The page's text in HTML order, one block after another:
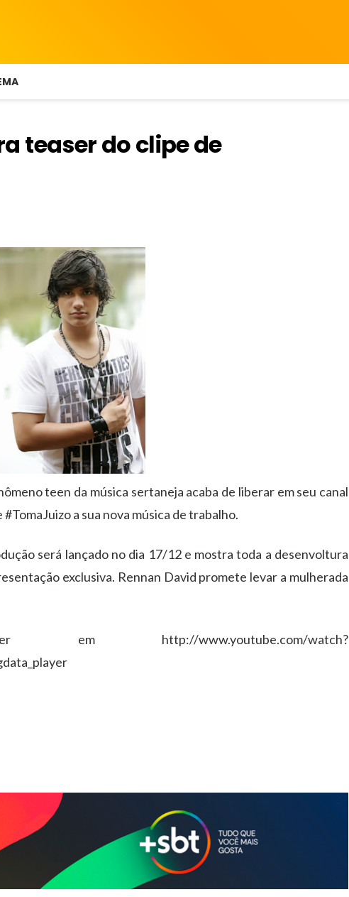
teaser do clipe de
teen da música sertaneja acaba de liberar em seu canal
a sua nova música de trabalho.
será lançado no dia 17/12 e mostra toda a desenvoltura
exclusiva. Rennan David promete levar a mulherada
http://www.youtube.com/watch?